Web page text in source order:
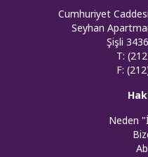
Cumhuriyet
Seyhan
Şişli
T:
F:
Neden